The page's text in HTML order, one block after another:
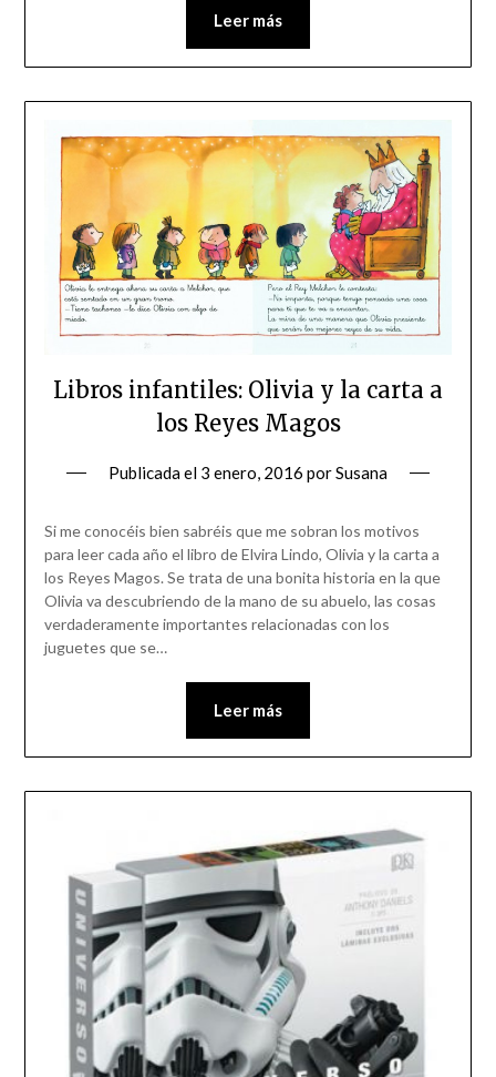
Leer más
Libros infantiles: Olivia y la carta a
los Reyes Magos
Publicada el 3 enero, 2016 porSusana
Si me conocéis bien sabréis que me sobran los motivos
para leer cada año el libro de Elvira Lindo, Olivia y la carta a
los Reyes Magos. Se trata de una bonita historia en la que
Olivia va descubriendo de la mano de su abuelo, las cosas
verdaderamente importantes relacionadas con los
juguetes que se…
Leer más